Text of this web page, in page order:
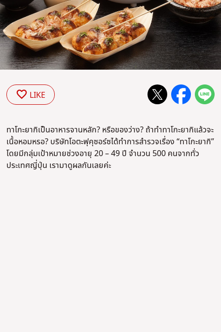
LIKE
ทาโกะยากิเป็นอาหารจานหลัก? หรือของว่าง? ถ้าทำทาโกะยากิแล้วจะ
เนื้อหอมหรอ? บริษัทโอตะฟุคุซอร์ซได้ทำการสำรวจเรื่อง “ทาโกะยากิ”
โดยมีกลุ่มเป้าหมายช่วงอายุ 20 – 49 ปี จำนวน 500 คนจากทั่ว
ประเทศญี่ปุ่น เรามาดูผลกันเลยค่ะ